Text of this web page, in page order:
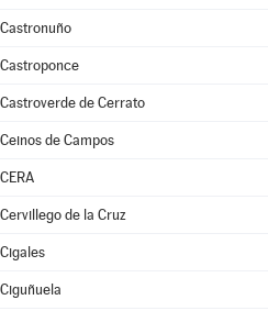
Castronuño
Castroponce
Castroverde de Cerrato
Ceinos de Campos
CERA
Cervillego de la Cruz
Cigales
Ciguñuela